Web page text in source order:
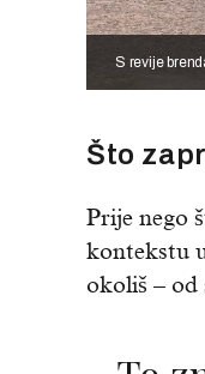
S revije
Što
Prije nego
kontekstu
okoliš – od